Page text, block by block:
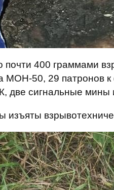
почти 400 граммами
МОН-50, 29 патронов
две сигнальные мины
изъяты